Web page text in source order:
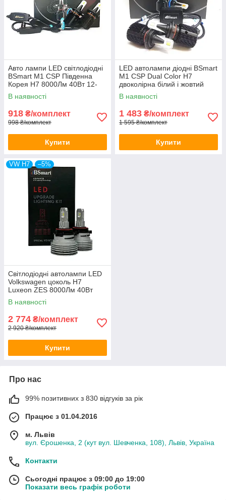
Авто лампи LED світлодіодні
BSmart M1 CSP Південна
Корея H7 8000Лм 40Вт 12-
24В
В наявності
918 ₴/комплект
998 ₴/комплект
Купити
LED автолампи діодні BSmart
M1 CSP Dual Color H7
двоколірна білий і жовтий
8000Лм 40Вт 12-24В
В наявності
1 483 ₴/комплект
1 595 ₴/комплект
Купити
VW H7 –5%
Світлодіодні автолампи LED
Volkswagen цоколь H7
Luxeon ZES 8000Лм 40Вт
12В Canbus
В наявності
2 774 ₴/комплект
2 920 ₴/комплект
Купити
Про нас
99% позитивних з 830 відгуків за рік
Працює з 01.04.2016
м. Львів
вул. Єрошенка, 2 (кут вул. Шевченка, 108), Львів, Україна
Контакти
Сьогодні працює з 09:00 до 19:00
Показати весь графік роботи